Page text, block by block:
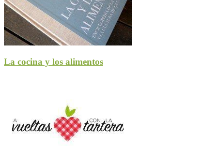
La cocina y los alimentos